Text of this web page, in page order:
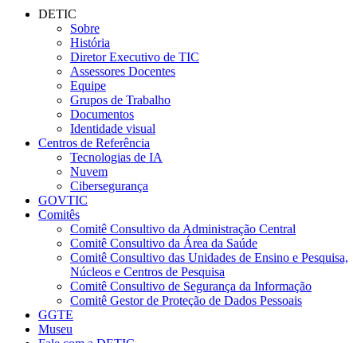
DETIC
Sobre
História
Diretor Executivo de TIC
Assessores Docentes
Equipe
Grupos de Trabalho
Documentos
Identidade visual
Centros de Referência
Tecnologias de IA
Nuvem
Cibersegurança
GOVTIC
Comitês
Comitê Consultivo da Administração Central
Comitê Consultivo da Área da Saúde
Comitê Consultivo das Unidades de Ensino e Pesquisa,
Núcleos e Centros de Pesquisa
Comitê Consultivo de Segurança da Informação
Comitê Gestor de Proteção de Dados Pessoais
GGTE
Museu